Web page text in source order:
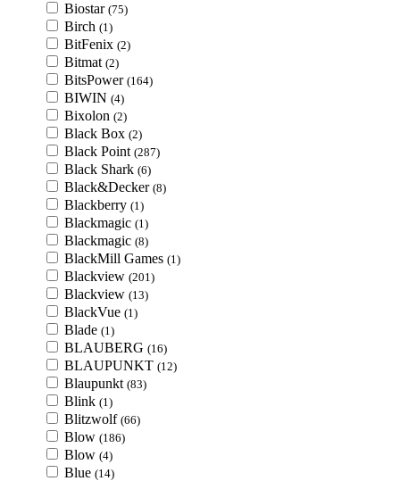
Biostar (75)
Birch (1)
BitFenix (2)
Bitmat (2)
BitsPower (164)
BIWIN (4)
Bixolon (2)
Black Box (2)
Black Point (287)
Black Shark (6)
Black&Decker (8)
Blackberry (1)
Blackmagic (1)
Blackmagic (8)
BlackMill Games (1)
Blackview (201)
Blackview (13)
BlackVue (1)
Blade (1)
BLAUBERG (16)
BLAUPUNKT (12)
Blaupunkt (83)
Blink (1)
Blitzwolf (66)
Blow (186)
Blow (4)
Blue (14)